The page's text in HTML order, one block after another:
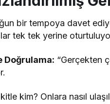
bir tempoya davet
tek tek yerine
Doğrulama: “Gerçekten
kim? Onlara nasıl